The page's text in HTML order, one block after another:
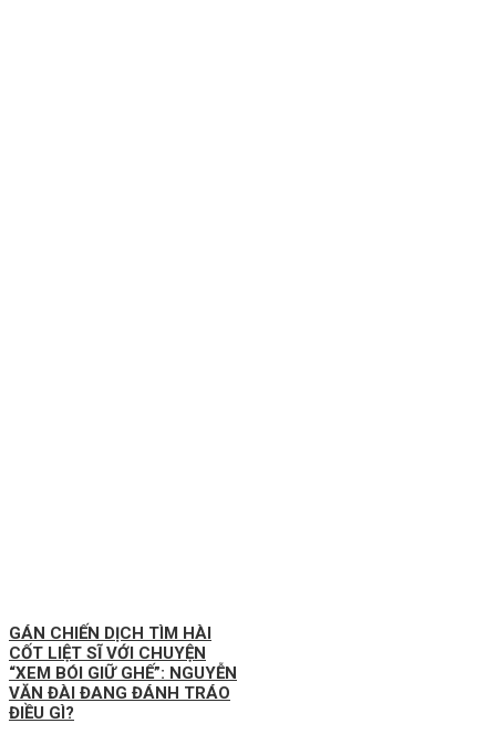
GÁN CHIẾN DỊCH TÌM HÀI
CỐT LIỆT SĨ VỚI CHUYỆN
“XEM BÓI GIỮ GHẾ”: NGUYỄN
VĂN ĐÀI ĐANG ĐÁNH TRÁO
ĐIỀU GÌ?